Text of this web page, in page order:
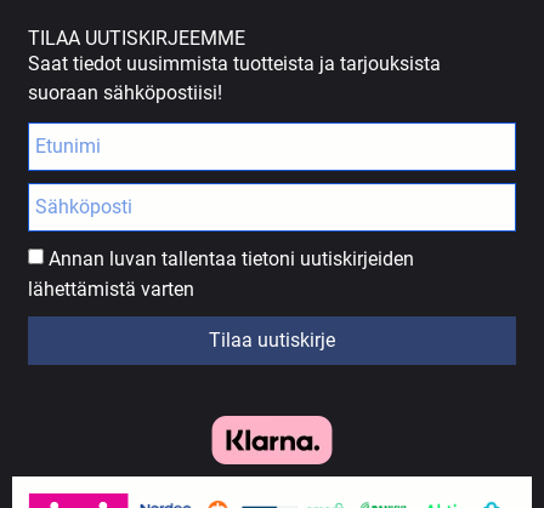
TILAA UUTISKIRJEEMME
Saat tiedot uusimmista tuotteista ja tarjouksista
suoraan sähköpostiisi!
Annan luvan tallentaa tietoni uutiskirjeiden
lähettämistä varten
Tilaa uutiskirje